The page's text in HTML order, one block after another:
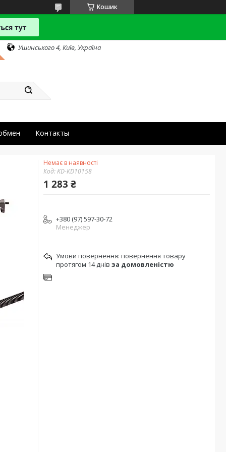
Кошик
Ушинського 4, Київ, Україна
Контакты
Немає в наявності
Код:KD-KD10158
1 283 ₴
+380 (97) 597-30-72
Менеджер
повернення товару
протягом 14 днів за домовленістю